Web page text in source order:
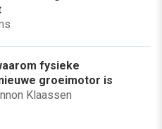
fysieke
groeimotor is
Klaassen